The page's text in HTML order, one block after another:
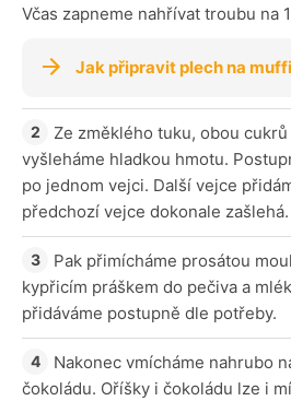
Včas zapneme nahřívat troubu na
Jak připravit plech na
Ze změklého tuku, obou
vyšleháme hladkou hmotu.
po jednom vejci. Další vejce
předchozí vejce dokonale zašlehá.
Pak přimícháme prosátou
kypřicím práškem do pečiva a
přidáváme postupně dle potřeby.
Nakonec vmícháme nahrubo
čokoládu. Oříšky i čokoládu lze i